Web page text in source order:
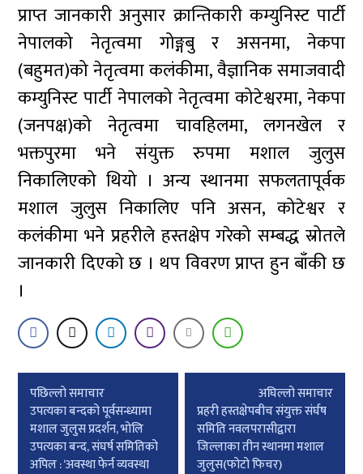
प्राप्त जानकारी अनुसार क्रान्तिकारी कम्युनिस्ट पार्टी
नेपालको नेतृत्वमा गोङ्गबु र असनमा, नेकपा
(बहुमत)को नेतृत्वमा कलंकीमा, वैज्ञानिक समाजवादी
कम्युनिस्ट पार्टी नेपालको नेतृत्वमा कोटेश्वरमा, नेकपा
(जनपक्ष)को नेतृत्वमा चावहिलमा, लगनखेल र
भक्तपुरमा भने संयुक्त रुपमा मशाल जुलुस
निकालिएको थियो । अन्य स्थानमा सफलतापूर्वक
मशाल जुलुस निकालिए पनि असन, कोटेश्वर र
कलंकीमा भने प्रहरीले हस्तक्षेप गरेको सम्बद्ध स्रोतले
जानकारी दिएको छ । थप विवरण प्राप्त हुन बाँकी छ
।
Post
navigation
पछिल्लाे समाचार
उपत्यका बन्दको पूर्वसन्ध्यामा
मशाल जुलुस प्रदर्शन, भोलि
उपत्यका बन्द, संघर्ष समितिको
अपिल : ‘अवस्था फेर्न व्यवस्था
अघिल्लाे समाचार
प्रहरी हस्तक्षेपबीच संयुक्त संर्घष
समिति नवलपरासीद्वारा
जिल्लाका तीन स्थानमा मशाल
जुलुस(फोटो फिचर)